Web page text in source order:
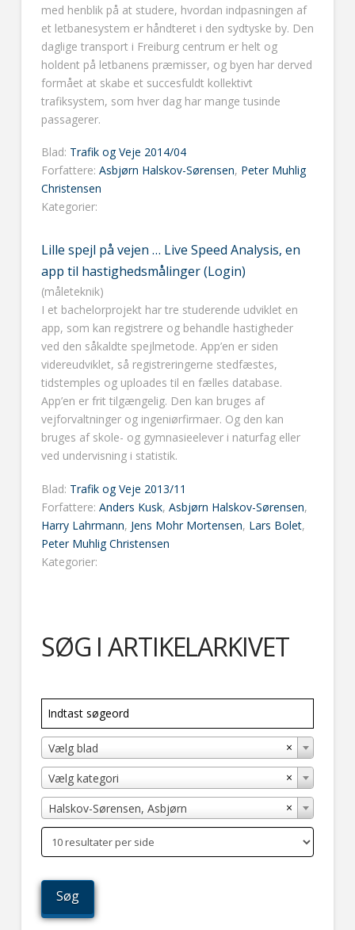
med henblik på at studere, hvordan indpasningen af
et letbanesystem er håndteret i den sydtyske by. Den
daglige transport i Freiburg centrum er helt og
holdent på letbanens præmisser, og byen har derved
formået at skabe et succesfuldt kollektivt
trafiksystem, som hver dag har mange tusinde
passagerer.
Blad: Trafik og Veje 2014/04
Forfattere: Asbjørn Halskov-Sørensen, Peter Muhlig
Christensen
Kategorier:
Lille spejl på vejen … Live Speed Analysis, en
app til hastighedsmålinger (Login)
(måleteknik)
I et bachelorprojekt har tre studerende udviklet en
app, som kan registrere og behandle hastigheder
ved den såkaldte spejlmetode. App’en er siden
videreudviklet, så registreringerne stedfæstes,
tidstemples og uploades til en fælles database.
App’en er frit tilgængelig. Den kan bruges af
vejforvaltninger og ingeniørfirmaer. Og den kan
bruges af skole- og gymnasieelever i naturfag eller
ved undervisning i statistik.
Blad: Trafik og Veje 2013/11
Forfattere: Anders Kusk, Asbjørn Halskov-Sørensen,
Harry Lahrmann, Jens Mohr Mortensen, Lars Bolet,
Peter Muhlig Christensen
Kategorier:
SØG I ARTIKELARKIVET
×
Vælg blad
×
Vælg kategori
×
Halskov-Sørensen, Asbjørn